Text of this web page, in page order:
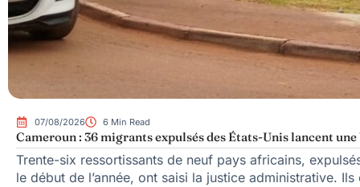
07/08/2026 6 Min Read
Cameroun : 36 migrants expulsés des États-Unis lancent
Trente-six ressortissants de neuf pays africains,
le début de l’année, ont saisi la justice administrative. Ils